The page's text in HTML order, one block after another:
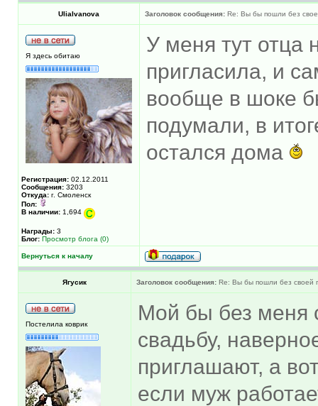
UliaIvanova Заголовок сообщения: Re: Вы бы пошли без
Я здесь обитаю
Регистрация: 02.12.2011
Сообщения: 3203
Откуда: г. Смоленск
Пол:
В наличии: 1,694
Награды: 3
Блог: Просмотр блога (0)
У меня тут отца
пригласила, и
вообще в шоке
подумали, в
остался дома
Вернуться к началу
Ягусик Заголовок сообщения: Re: Вы бы пошли без своей
Постелила коврик
Мой бы без меня
свадьбу,
приглашают, а
если муж